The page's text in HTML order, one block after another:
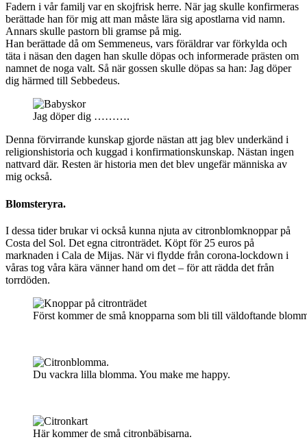
Fadern i vår familj var en skojfrisk herre. När jag skulle konfirmeras
berättade han för mig att man måste lära sig apostlarna vid namn.
Annars skulle pastorn bli gramse på mig.
Han berättade då om Semmeneus, vars föräldrar var förkylda och
täta i näsan den dagen han skulle döpas och informerade prästen om
namnet de noga valt. Så när gossen skulle döpas sa han: Jag döper
dig härmed till Sebbedeus.
Jag döper dig ……….
Denna förvirrande kunskap gjorde nästan att jag blev underkänd i
religionshistoria och kuggad i konfirmationskunskap. Nästan ingen
nattvard där. Resten är historia men det blev ungefär människa av
mig också.
Blomsteryra.
I dessa tider brukar vi också kunna njuta av citronblomknoppar på
Costa del Sol. Det egna citronträdet. Köpt för 25 euros på
marknaden i Cala de Mijas. När vi flydde från corona-lockdown i
våras tog våra kära vänner hand om det – för att rädda det från
torrdöden.
Först kommer de små knopparna som bli till väldoftande
Du vackra lilla blomma. You make me happy.
Här kommer de små citronbäbisarna.